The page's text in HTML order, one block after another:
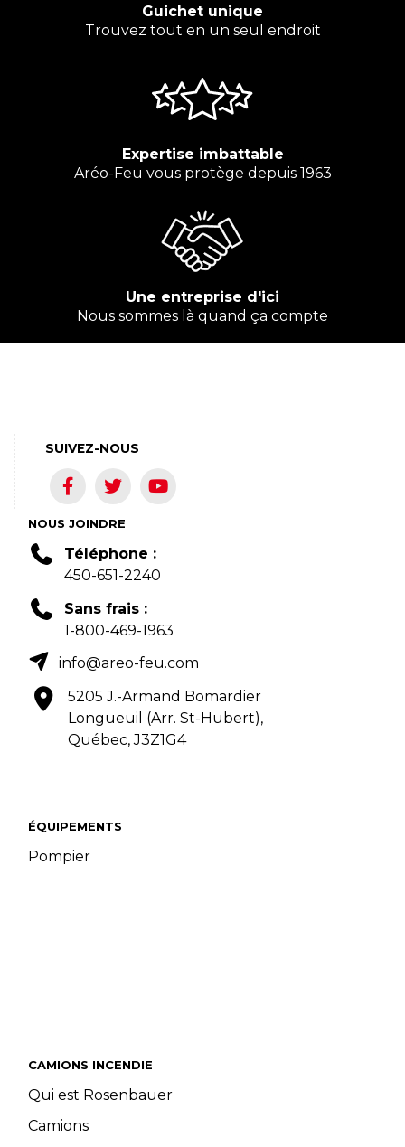
Guichet unique
Trouvez tout en un seul endroit
Expertise imbattable
Aréo-Feu vous protège depuis 1963
Une entreprise d'ici
Nous sommes là quand ça compte
ÉQUIPEMENTS
Pompier
CAMIONS INCENDIE
Qui est Rosenbauer
Camions
NOUS JOINDRE
Téléphone :
450-651-2240
Sans frais :
1-800-469-1963
info@areo-feu.com
5205 J.-Armand Bomardier
Longueuil (Arr. St-Hubert),
Québec, J3Z1G4
SUIVEZ-NOUS